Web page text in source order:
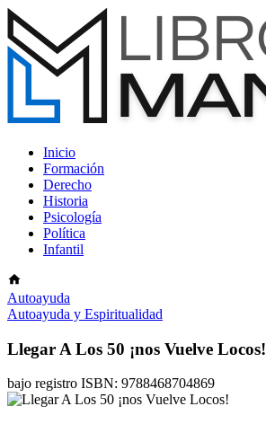
Inicio
Formación
Derecho
Historia
Psicología
Política
Infantil
Autoayuda
Autoayuda y Espiritualidad
Llegar A Los 50 ¡nos Vuelve Locos!
bajo registro ISBN: 9788468704869